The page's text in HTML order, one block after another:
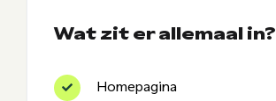
Wat zit er allemaal in?
Homepagina